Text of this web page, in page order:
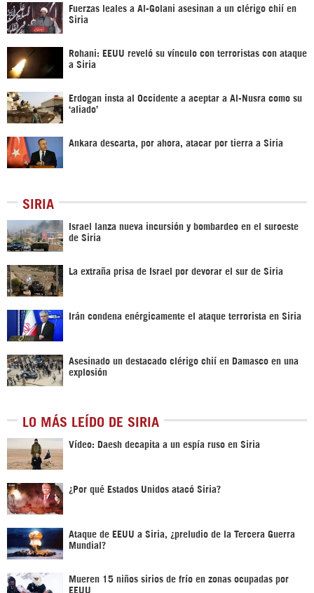
Fuerzas leales a Al-Golani asesinan a un clérigo chií en
Siria
Rohani: EEUU reveló su vínculo con terroristas con ataque
a Siria
Erdogan insta al Occidente a aceptar a Al-Nusra como su
‘aliado’
Ankara descarta, por ahora, atacar por tierra a Siria
SIRIA
Israel lanza nueva incursión y bombardeo en el suroeste
de Siria
La extraña prisa de Israel por devorar el sur de Siria
Irán condena enérgicamente el ataque terrorista en Siria
Asesinado un destacado clérigo chií en Damasco en una
explosión
LO MÁS LEÍDO DE SIRIA
Vídeo: Daesh decapita a un espía ruso en Siria
¿Por qué Estados Unidos atacó Siria?
Ataque de EEUU a Siria, ¿preludio de la Tercera Guerra
Mundial?
Mueren 15 niños sirios de frío en zonas ocupadas por
EEUU